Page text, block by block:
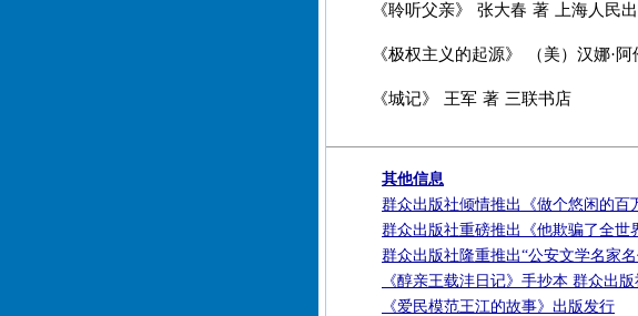
《聆听父亲》 张大春 著 上海人民
《极权主义的起源》 （美）汉娜·
《城记》 王军 著 三联书店
其他信息
群众出版社倾情推出《做个悠闲的百
群众出版社重磅推出《他欺骗了全
群众出版社隆重推出“公安文学名家
《醇亲王载沣日记》手抄本 群众出
《爱民模范王江的故事》出版发行